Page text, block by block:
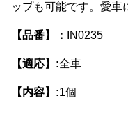
ップも可能です。愛
【品番】： IN0235
【適応】:全車
【内容】:1個